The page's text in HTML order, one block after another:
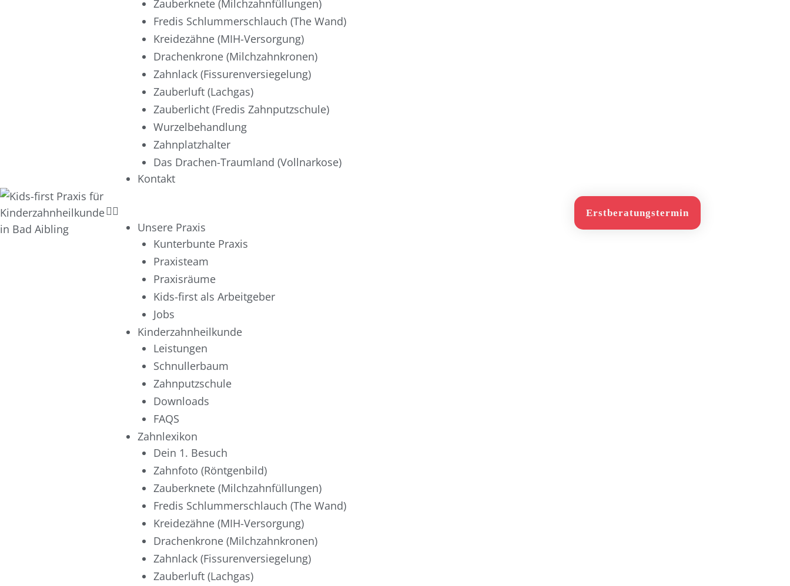
Zauberknete (Milchzahnfüllungen)
Fredis Schlummerschlauch (The Wand)
Kreidezähne (MIH-Versorgung)
Drachenkrone (Milchzahnkronen)
Zahnlack (Fissurenversiegelung)
Zauberluft (Lachgas)
Zauberlicht (Fredis Zahnputzschule)
Wurzelbehandlung
Zahnplatzhalter
Das Drachen-Traumland (Vollnarkose)
Kontakt
Unsere Praxis
Kunterbunte Praxis
Praxisteam
Praxisräume
Kids-first als Arbeitgeber
Jobs
Kinderzahnheilkunde
Leistungen
Schnullerbaum
Zahnputzschule
Downloads
FAQS
Zahnlexikon
Dein 1. Besuch
Zahnfoto (Röntgenbild)
Zauberknete (Milchzahnfüllungen)
Fredis Schlummerschlauch (The Wand)
Kreidezähne (MIH-Versorgung)
Drachenkrone (Milchzahnkronen)
Zahnlack (Fissurenversiegelung)
Zauberluft (Lachgas)
Erstberatungstermin